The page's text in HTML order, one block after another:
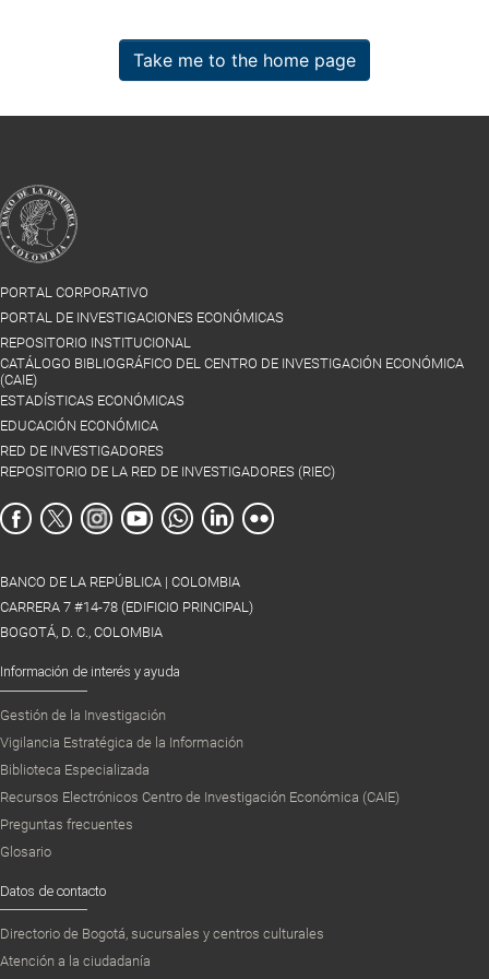
Take me to the home page
PORTAL CORPORATIVO
PORTAL DE INVESTIGACIONES ECONÓMICAS
REPOSITORIO INSTITUCIONAL
CATÁLOGO BIBLIOGRÁFICO DEL CENTRO DE INVESTIGACIÓN ECONÓMICA
(CAIE)
ESTADÍSTICAS ECONÓMICAS
EDUCACIÓN ECONÓMICA
RED DE INVESTIGADORES
REPOSITORIO DE LA RED DE INVESTIGADORES (RIEC)
BANCO DE LA REPÚBLICA | COLOMBIA
CARRERA 7 #14-78 (EDIFICIO PRINCIPAL)
BOGOTÁ, D. C., COLOMBIA
Información de interés y ayuda
Gestión de la Investigación
Vigilancia Estratégica de la Información
Biblioteca Especializada
Recursos Electrónicos Centro de Investigación Económica (CAIE)
Preguntas frecuentes
Glosario
Datos de contacto
Directorio de Bogotá, sucursales y centros culturales
Atención a la ciudadanía